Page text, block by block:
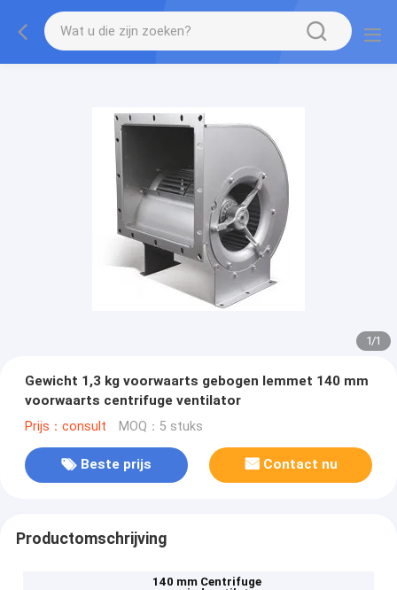
1/1
Gewicht 1,3 kg voorwaarts gebogen lemmet 140 mm
voorwaarts centrifuge ventilator
Prijs：consult MOQ：5 stuks
Beste prijs Contact nu
Productomschrijving
140 mm Centrifuge